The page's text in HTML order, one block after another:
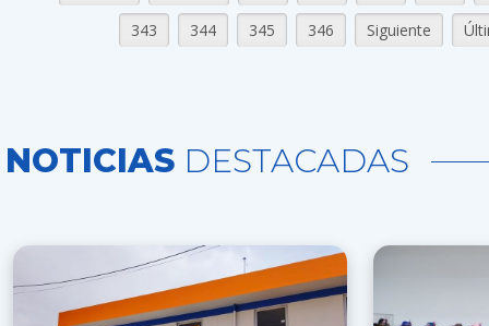
343
344 345 346 Siguiente
NOTICIAS DESTACADAS